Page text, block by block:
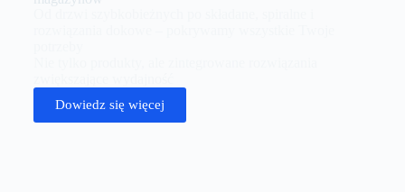
Dowiedz się więcej